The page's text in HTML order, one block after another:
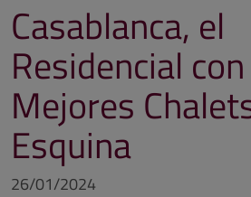
Casablanca, el
Residencial
Mejores
Esquina
26/01/2024